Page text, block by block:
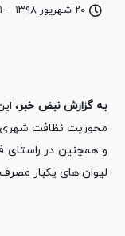
۲۰ شهریور ۱۳۹۸ -
به گزارش نبض خبر،
محوریت نظافت شهری
و همچنین در راستای
لیوان های یکبار